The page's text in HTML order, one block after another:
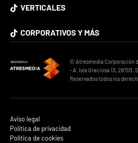
VERTICALES
CORPORATIVOS Y MÁS
© Atresmedia Corporación
- A. Isla Graciosa 13, 28703,
Reservados todos los
Aviso legal
Política de privacidad
Política de cookies